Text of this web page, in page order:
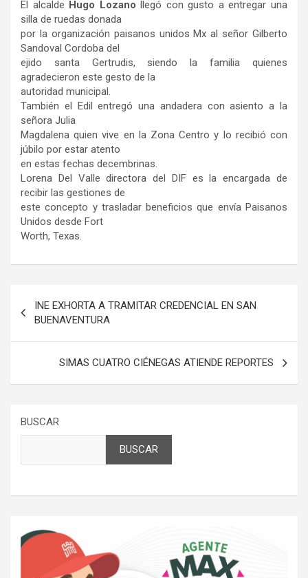
El alcalde Hugo Lozano llegó con gusto a entregar una
silla de ruedas donada
por la organización paisanos unidos Mx al señor Gilberto
Sandoval Cordoba del
ejido santa Gertrudis, siendo la familia quienes
agradecieron este gesto de la
autoridad municipal.
También el Edil entregó una andadera con asiento a la
señora Julia
Magdalena quien vive en la Zona Centro y lo recibió con
júbilo por estar atento
en estas fechas decembrinas.
Lorena Del Valle directora del DIF es la encargada de
recibir las gestiones de
este concepto y trasladar beneficios que envía Paisanos
Unidos desde Fort
Worth, Texas.
de
entradas
INE EXHORTA A TRAMITAR CREDENCIAL EN SAN
BUENAVENTURA
SIMAS CUATRO CIÉNEGAS ATIENDE REPORTES
BUSCAR
BUSCAR